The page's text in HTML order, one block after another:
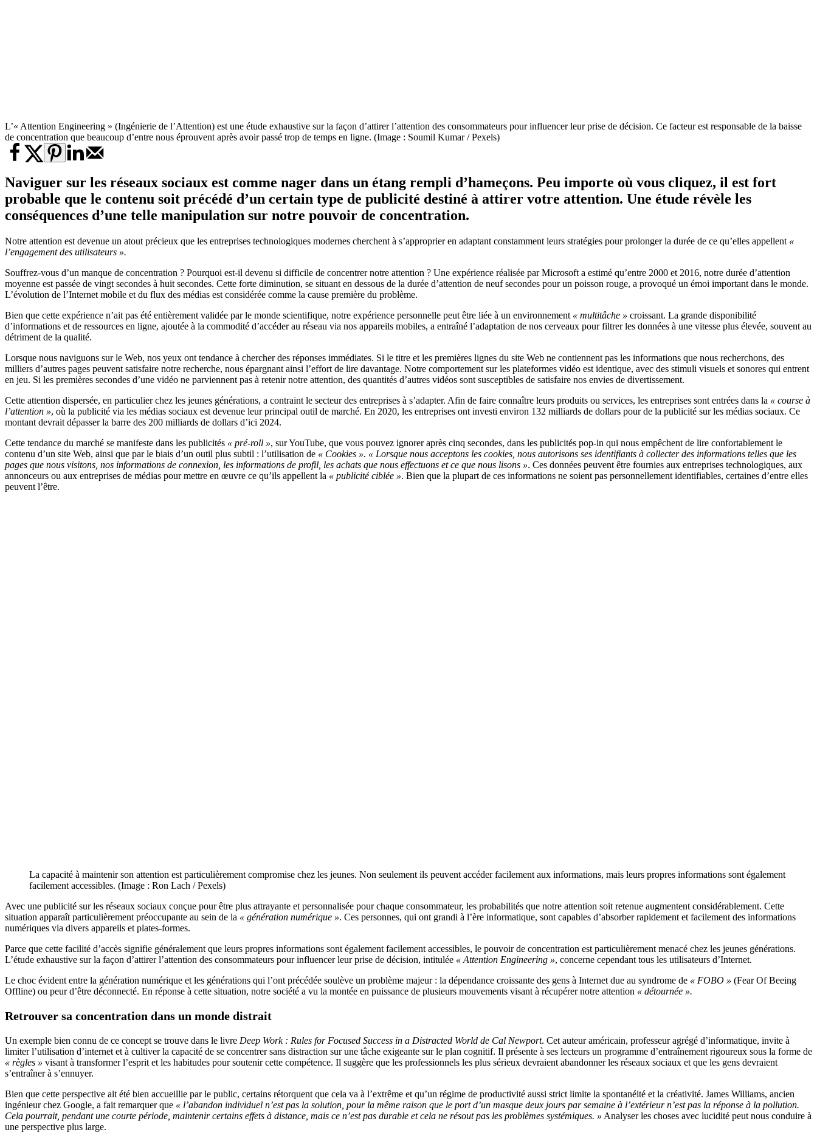
L’« Attention Engineering » (Ingénierie de l’Attention) est une étude exhaustive sur la façon d’attirer l’attention des consommateurs pour influencer leur prise de décision. Ce facteur est responsable de la baisse
de concentration que beaucoup d’entre nous éprouvent après avoir passé trop de temps en ligne. (Image : Soumil Kumar / Pexels)
Naviguer sur les réseaux sociaux est comme nager dans un étang rempli d’hameçons. Peu importe où vous cliquez, il est fort
probable que le contenu soit précédé d’un certain type de publicité destiné à attirer votre attention. Une étude révèle les
conséquences d’une telle manipulation sur notre pouvoir de concentration.
Notre attention est devenue un atout précieux que les entreprises technologiques modernes cherchent à s’approprier en adaptant constamment leurs stratégies pour prolonger la durée de ce qu’elles appellent «
l’engagement des utilisateurs ».
Souffrez-vous d’un manque de concentration ? Pourquoi est-il devenu si difficile de concentrer notre attention ? Une expérience réalisée par Microsoft a estimé qu’entre 2000 et 2016, notre durée d’attention
moyenne est passée de vingt secondes à huit secondes. Cette forte diminution, se situant en dessous de la durée d’attention de neuf secondes pour un poisson rouge, a provoqué un émoi important dans le monde.
L’évolution de l’Internet mobile et du flux des médias est considérée comme la cause première du problème.
Bien que cette expérience n’ait pas été entièrement validée par le monde scientifique, notre expérience personnelle peut être liée à un environnement « multitâche » croissant. La grande disponibilité
d’informations et de ressources en ligne, ajoutée à la commodité d’accéder au réseau via nos appareils mobiles, a entraîné l’adaptation de nos cerveaux pour filtrer les données à une vitesse plus élevée, souvent au
détriment de la qualité.
Lorsque nous naviguons sur le Web, nos yeux ont tendance à chercher des réponses immédiates. Si le titre et les premières lignes du site Web ne contiennent pas les informations que nous recherchons, des
milliers d’autres pages peuvent satisfaire notre recherche, nous épargnant ainsi l’effort de lire davantage. Notre comportement sur les plateformes vidéo est identique, avec des stimuli visuels et sonores qui entrent
en jeu. Si les premières secondes d’une vidéo ne parviennent pas à retenir notre attention, des quantités d’autres vidéos sont susceptibles de satisfaire nos envies de divertissement.
Cette attention dispersée, en particulier chez les jeunes générations, a contraint le secteur des entreprises à s’adapter. Afin de faire connaître leurs produits ou services, les entreprises sont entrées dans la « course à
l’attention », où la publicité via les médias sociaux est devenue leur principal outil de marché. En 2020, les entreprises ont investi environ 132 milliards de dollars pour de la publicité sur les médias sociaux. Ce
montant devrait dépasser la barre des 200 milliards de dollars d’ici 2024.
Cette tendance du marché se manifeste dans les publicités « pré-roll », sur YouTube, que vous pouvez ignorer après cinq secondes, dans les publicités pop-in qui nous empêchent de lire confortablement le
contenu d’un site Web, ainsi que par le biais d’un outil plus subtil : l’utilisation de « Cookies ». « Lorsque nous acceptons les cookies, nous autorisons ses identifiants à collecter des informations telles que les
pages que nous visitons, nos informations de connexion, les informations de profil, les achats que nous effectuons et ce que nous lisons ». Ces données peuvent être fournies aux entreprises technologiques, aux
annonceurs ou aux entreprises de médias pour mettre en œuvre ce qu’ils appellent la « publicité ciblée ». Bien que la plupart de ces informations ne soient pas personnellement identifiables, certaines d’entre elles
peuvent l’être.
La capacité à maintenir son attention est particulièrement compromise chez les jeunes. Non seulement ils peuvent accéder facilement aux informations, mais leurs propres informations sont également
facilement accessibles. (Image : Ron Lach / Pexels)
Avec une publicité sur les réseaux sociaux conçue pour être plus attrayante et personnalisée pour chaque consommateur, les probabilités que notre attention soit retenue augmentent considérablement. Cette
situation apparaît particulièrement préoccupante au sein de la « génération numérique ». Ces personnes, qui ont grandi à l’ère informatique, sont capables d’absorber rapidement et facilement des informations
numériques via divers appareils et plates-formes.
Parce que cette facilité d’accès signifie généralement que leurs propres informations sont également facilement accessibles, le pouvoir de concentration est particulièrement menacé chez les jeunes générations.
L’étude exhaustive sur la façon d’attirer l’attention des consommateurs pour influencer leur prise de décision, intitulée « Attention Engineering », concerne cependant tous les utilisateurs d’Internet.
Le choc évident entre la génération numérique et les générations qui l’ont précédée soulève un problème majeur : la dépendance croissante des gens à Internet due au syndrome de « FOBO » (Fear Of Beeing
Offline) ou peur d’être déconnecté. En réponse à cette situation, notre société a vu la montée en puissance de plusieurs mouvements visant à récupérer notre attention « détournée ».
Retrouver sa concentration dans un monde distrait
Un exemple bien connu de ce concept se trouve dans le livre Deep Work : Rules for Focused Success in a Distracted World de Cal Newport. Cet auteur américain, professeur agrégé d’informatique, invite à
limiter l’utilisation d’internet et à cultiver la capacité de se concentrer sans distraction sur une tâche exigeante sur le plan cognitif. Il présente à ses lecteurs un programme d’entraînement rigoureux sous la forme de
« règles » visant à transformer l’esprit et les habitudes pour soutenir cette compétence. Il suggère que les professionnels les plus sérieux devraient abandonner les réseaux sociaux et que les gens devraient
s’entraîner à s’ennuyer.
Bien que cette perspective ait été bien accueillie par le public, certains rétorquent que cela va à l’extrême et qu’un régime de productivité aussi strict limite la spontanéité et la créativité. James Williams, ancien
ingénieur chez Google, a fait remarquer que « l’abandon individuel n’est pas la solution, pour la même raison que le port d’un masque deux jours par semaine à l’extérieur n’est pas la réponse à la pollution.
Cela pourrait, pendant une courte période, maintenir certains effets à distance, mais ce n’est pas durable et cela ne résout pas les problèmes systémiques. » Analyser les choses avec lucidité peut nous conduire à
une perspective plus large.